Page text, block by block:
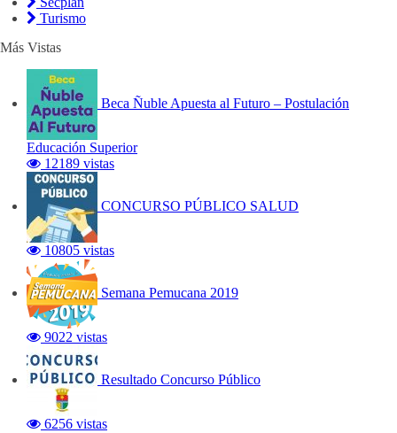
Turismo
Más Vistas
Beca Ñuble Apuesta al Futuro – Postulación
Educación Superior
12189 vistas
CONCURSO PÚBLICO SALUD
10805 vistas
Semana Pemucana 2019
9022 vistas
Resultado Concurso Público
6256 vistas